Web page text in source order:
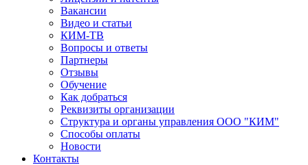
Вакансии
Видео и статьи
КИМ-ТВ
Вопросы и ответы
Партнеры
Отзывы
Обучение
Как добраться
Реквизиты организации
Структура и органы управления ООО "КИМ"
Способы оплаты
Новости
Контакты